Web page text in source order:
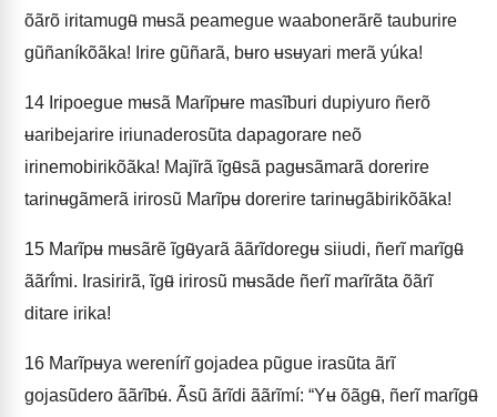
õãrõ iritamugʉ̃ mʉsã peamegue waabonerãrẽ tauburire
gũñaníkõãka! Irire gũñarã, bʉro ʉsʉyari merã yúka!
14 Iripoegue mʉsã Marĩpʉre masĩburi dupiyuro ñerõ
ʉaribejarire iriunaderosũta dapagorare neõ
irinemobirikõãka! Majĩrã ĩgʉ̃sã pagʉsãmarã dorerire
tarinʉgãmerã irirosũ Marĩpʉ dorerire tarinʉgãbirikõãka!
15 Marĩpʉ mʉsãrẽ ĩgʉ̃yarã ããrĩdoregʉ siiudi, ñerĩ marĩgʉ̃
ããrĩ́mi. Irasirirã, ĩgʉ̃ irirosũ mʉsãde ñerĩ marĩrãta õãrĩ
ditare irika!
16 Marĩpʉya werenírĩ gojadea pũgue irasũta ãrĩ
gojasũdero ããrĩbʉ́. Ãsũ ãrĩdi ããrĩmí: “Yʉ õãgʉ̃, ñerĩ marĩgʉ̃